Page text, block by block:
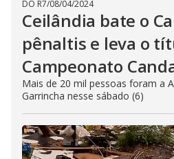
DO R7/08/04/2024
Ceilândia bate o
pênaltis e leva o
Campeonato
Mais de 20 mil pessoas foram a
Garrincha nesse sábado (6)